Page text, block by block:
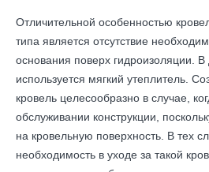
Отличительной особенностью
типа является отсутствие
основания поверх гидроизоляции.
используется мягкий утеплитель.
кровель целесообразно в случае,
обслуживании конструкции,
на кровельную поверхность. В тех
необходимость в уходе за такой